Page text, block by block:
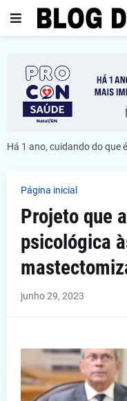
Há 1 ano, cuidando do que
Página inicial
Projeto que
psicológica
junho 29, 2023